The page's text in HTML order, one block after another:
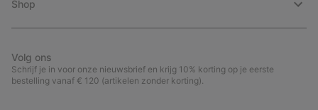
Shop
Volg ons
Schrijf je in voor onze nieuwsbrief en krijg 10% korting op je eerste
bestelling vanaf € 120 (artikelen zonder korting).